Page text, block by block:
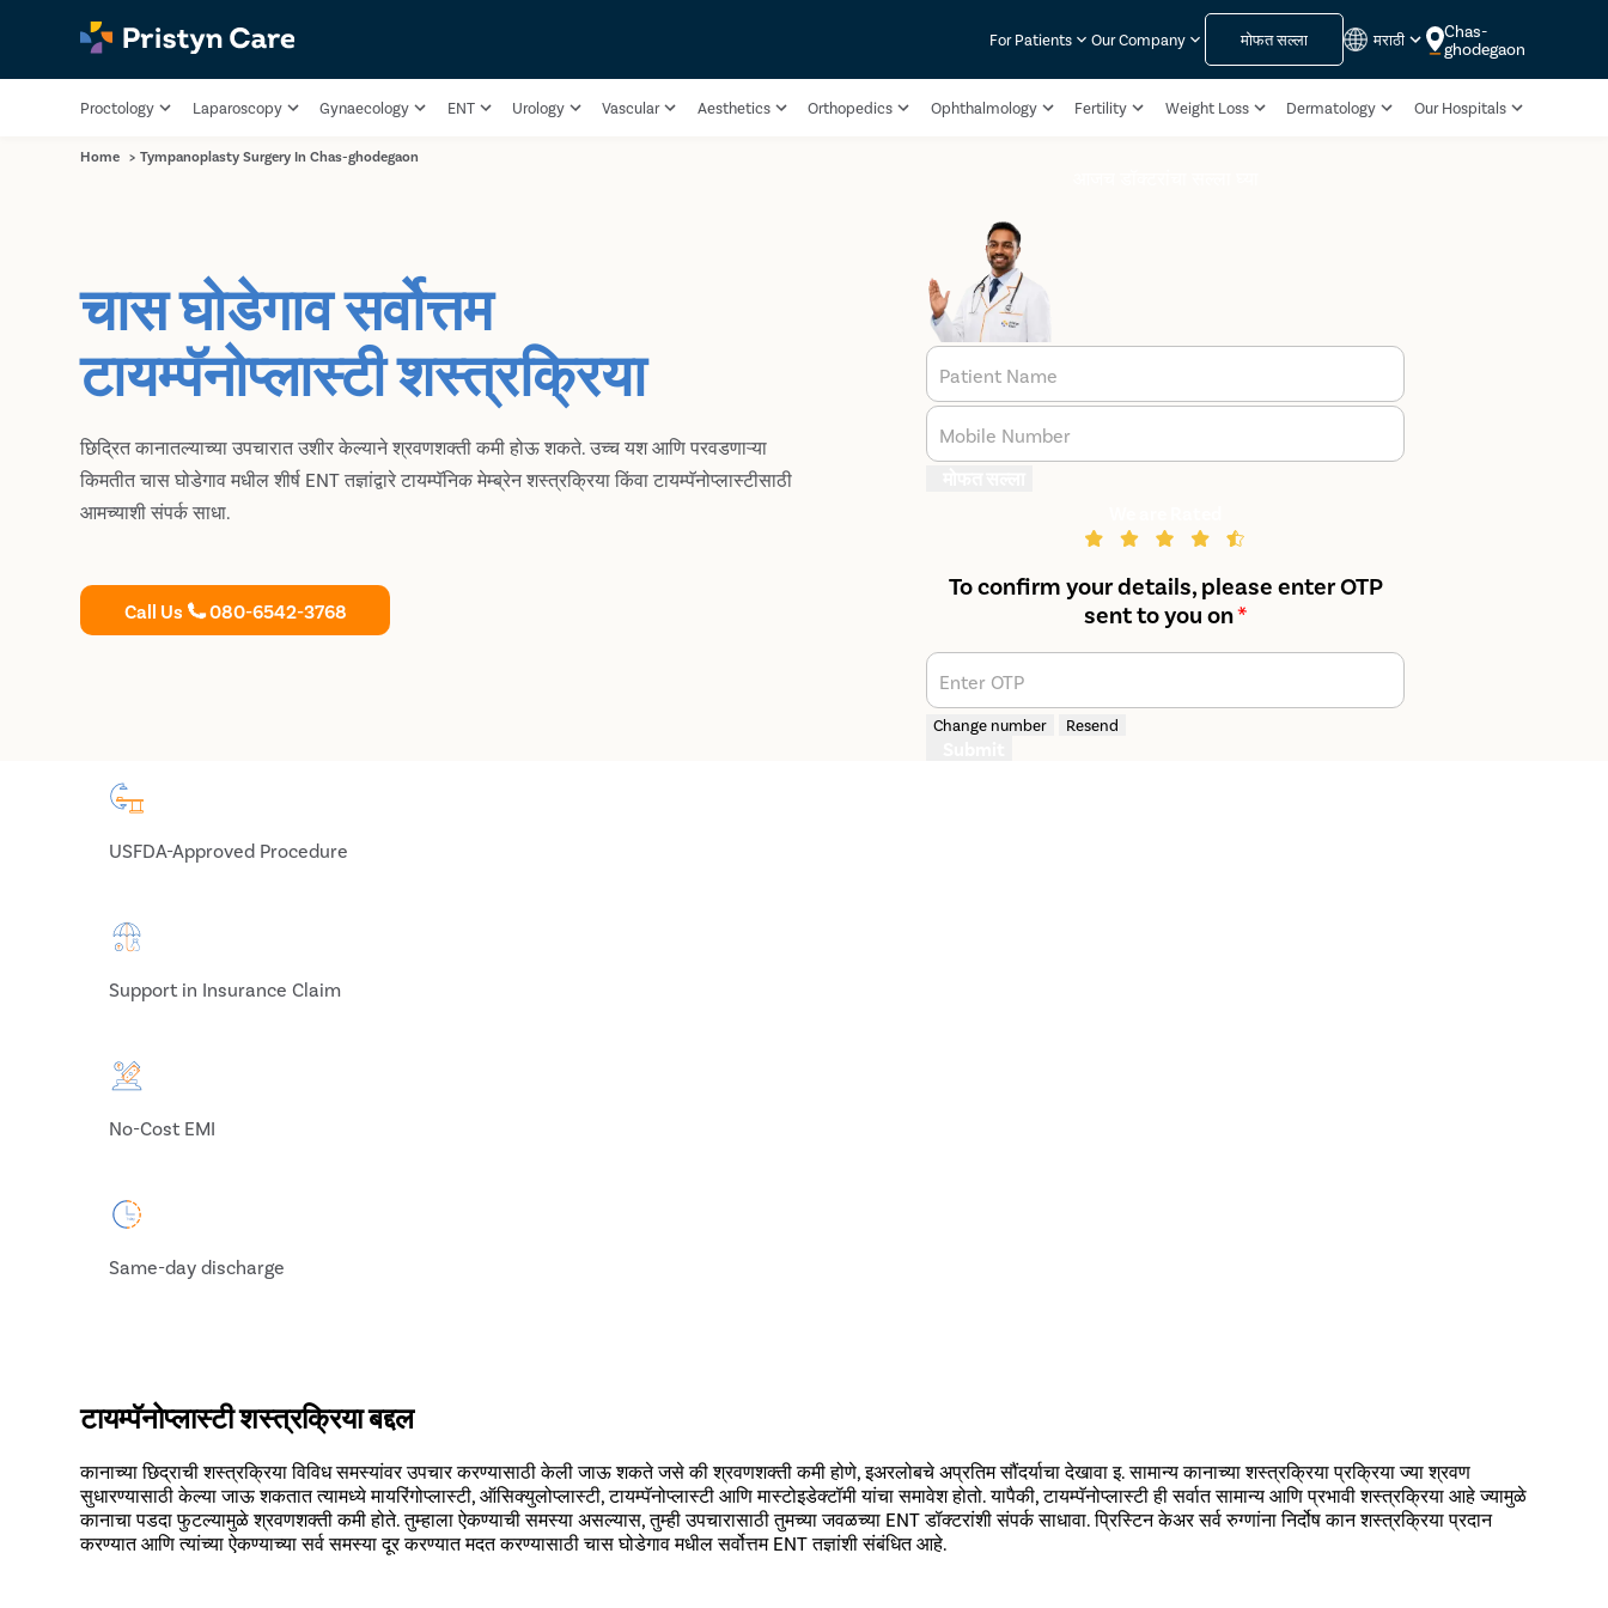
For Patients Our Company मोफत सल्ला मराठी
Chas-
ghodegaon
Proctology Laparoscopy Gynaecology ENT Urology Vascular Aesthetics Orthopedics Ophthalmology Fertility Weight Loss Dermatology Our Hospitals
Home > Tympanoplasty Surgery In Chas-ghodegaon
चास घोडेगाव सर्वोत्तम
टायम्पॅनोप्लास्टी शस्त्रक्रिया
छिद्रित कानातल्याच्या उपचारात उशीर केल्याने श्रवणशक्ती कमी होऊ शकते. उच्च यश आणि परवडणाऱ्या
किमतीत चास घोडेगाव मधील शीर्ष ENT तज्ञांद्वारे टायम्पॅनिक मेम्ब्रेन शस्त्रक्रिया किंवा टायम्पॅनोप्लास्टीसाठी
आमच्याशी संपर्क साधा.
Call Us 080-6542-3768
Patient Name
Mobile Number
To confirm your details, please enter OTP
sent to you on*
Enter OTP
Change number Resend
USFDA-Approved Procedure
Support in Insurance Claim
No-Cost EMI
Same-day discharge
टायम्पॅनोप्लास्टी शस्त्रक्रिया बद्दल
कानाच्या छिद्राची शस्त्रक्रिया विविध समस्यांवर उपचार करण्यासाठी केली जाऊ शकते जसे की श्रवणशक्ती कमी होणे, इअरलोबचे अप्रतिम सौंदर्याचा देखावा इ. सामान्य कानाच्या शस्त्रक्रिया प्रक्रिया ज्या श्रवण
सुधारण्यासाठी केल्या जाऊ शकतात त्यामध्ये मायरिंगोप्लास्टी, ऑसिक्युलोप्लास्टी, टायम्पॅनोप्लास्टी आणि मास्टोइडेक्टॉमी यांचा समावेश होतो. यापैकी, टायम्पॅनोप्लास्टी ही सर्वात सामान्य आणि प्रभावी शस्त्रक्रिया आहे ज्यामुळे
कानाचा पडदा फुटल्यामुळे श्रवणशक्ती कमी होते. तुम्हाला ऐकण्याची समस्या असल्यास, तुम्ही उपचारासाठी तुमच्या जवळच्या ENT डॉक्टरांशी संपर्क साधावा. प्रिस्टिन केअर सर्व रुग्णांना निर्दोष कान शस्त्रक्रिया प्रदान
करण्यात आणि त्यांच्या ऐकण्याच्या सर्व समस्या दूर करण्यात मदत करण्यासाठी चास घोडेगाव मधील सर्वोत्तम ENT तज्ञांशी संबंधित आहे.